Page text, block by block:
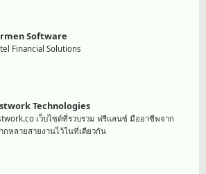
Software
Financial Solutions
Technologies
เว็บไซต์ที่รวบรวม ฟรีแลนซ์ มืออาชีพจาก
กหลายสายงานไว้ในที่เดียวกัน